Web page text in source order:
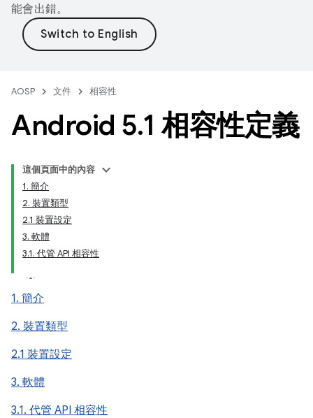
能會出錯。
AOSP 文件 相容性
Android 5.1 相容性定義
這個頁面中的內容
1. 簡介
2. 裝置類型
2.1 裝置設定
3. 軟體
3.1. 代管 API 相容性
1. 簡介
2. 裝置類型
2.1 裝置設定
3. 軟體
3.1. 代管 API 相容性